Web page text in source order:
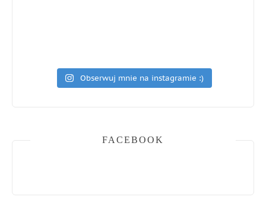
Obserwuj mnie na instagramie :)
FACEBOOK